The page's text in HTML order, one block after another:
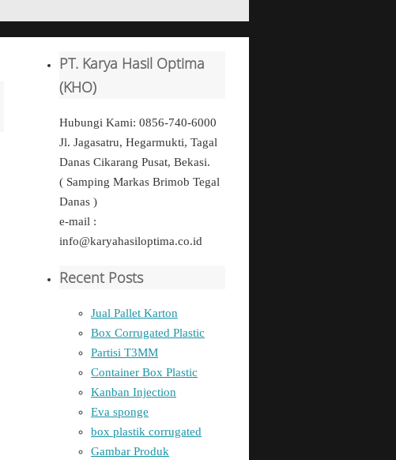
PT. Karya Hasil Optima
(KHO)
Hubungi Kami: 0856-740-6000
Jl. Jagasatru, Hegarmukti, Tagal
Danas Cikarang Pusat, Bekasi.
( Samping Markas Brimob Tegal
Danas )
e-mail :
info@karyahasiloptima.co.id
Recent Posts
Jual Pallet Karton
Box Corrugated Plastic
Partisi T3MM
Container Box Plastic
Kanban Injection
Eva sponge
box plastik corrugated
Gambar Produk